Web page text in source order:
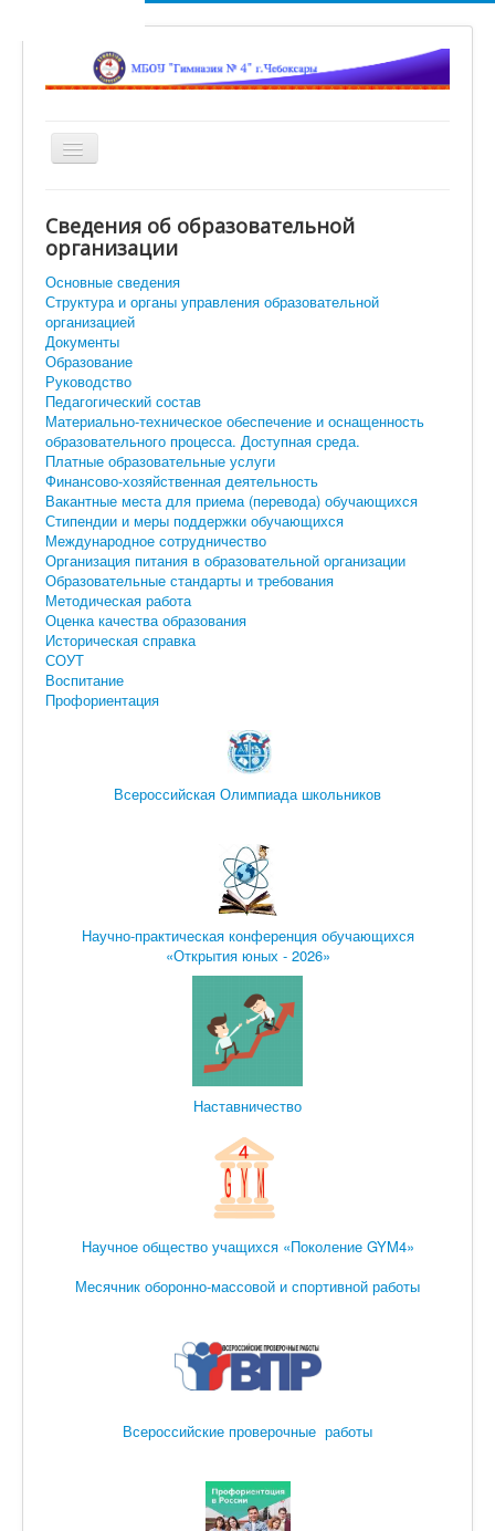
Включить/
выключить
Новости
Сетевой город
Ученикам
Помощь родителям и учителям
Достижения наших гимназистов
Объявления
Вход
Искать...
Искать
Сведения об образовательной
организации
Основные сведения
Структура и органы управления образовательной
организацией
Документы
Образование
Руководство
Педагогический состав
Материально-техническое обеспечение и оснащенность
образовательного процесса. Доступная среда.
Платные образовательные услуги
Финансово-хозяйственная деятельность
Вакантные места для приема (перевода) обучающихся
Стипендии и меры поддержки обучающихся
Международное сотрудничество
Организация питания в образовательной организации
Образовательные стандарты и требования
Методическая работа
Оценка качества образования
Историческая справка
СОУТ
Воспитание
Профориентация
Всероссийская Олимпиада школьников
Научно-практическая конференция обучающихся
«Открытия юных - 2026»
Наставничество
Научное общество учащихся «Поколение GYM4»
Месячник оборонно-массовой и спортивной работы
Всероссийские проверочные работы